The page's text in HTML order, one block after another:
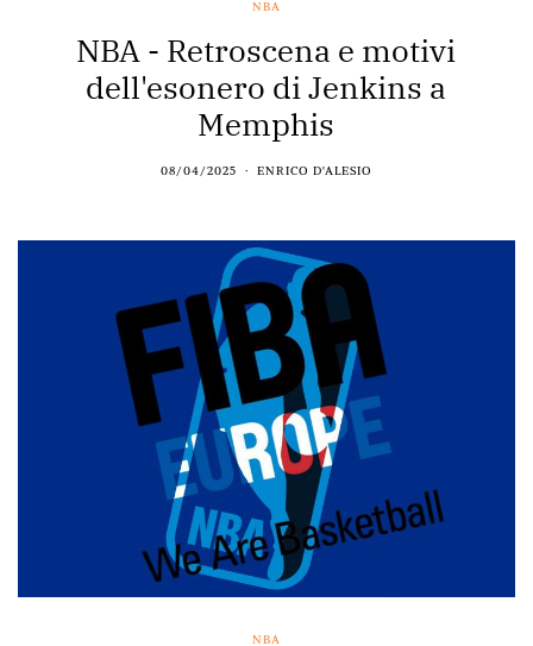
NBA
NBA - Retroscena e motivi
dell'esonero di Jenkins a
Memphis
08/04/2025 ENRICO D'ALESIO
NBA